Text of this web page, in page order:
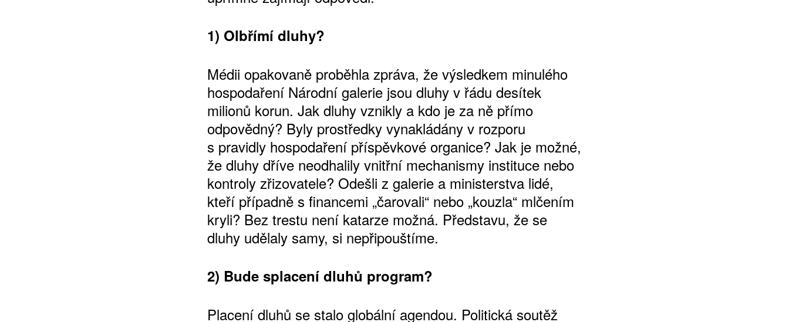
1) Olbřímí dluhy?
Médii opakovaně proběhla zpráva, že výsledkem minulého
hospodaření Národní galerie jsou dluhy v řádu desítek
milionů korun. Jak dluhy vznikly a kdo je za ně přímo
odpovědný? Byly prostředky vynakládány v rozporu
s pravidly hospodaření příspěvkové organice? Jak je možné,
že dluhy dříve neodhalily vnitřní mechanismy instituce nebo
kontroly zřizovatele? Odešli z galerie a ministerstva lidé,
kteří případně s financemi „čarovali“ nebo „kouzla“ mlčením
kryli? Bez trestu není katarze možná. Představu, že se
dluhy udělaly samy, si nepřipouštíme.
2) Bude splacení dluhů program?
Placení dluhů se stalo globální agendou. Politická soutěž
ROČNÍ PŘEDPLATNÉ